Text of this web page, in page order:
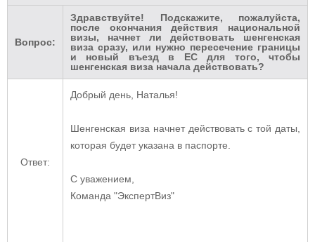
Вопрос:
Здравствуйте! Подскажите, пожалуйста,
после окончания действия национальной
визы, начнет ли действовать шенгенская
виза сразу, или нужно пересечение границы
и новый въезд в ЕС для того, чтобы
шенгенская виза начала действовать?
Ответ:
Добрый день, Наталья!
Шенгенская виза начнет действовать с той даты,
которая будет указана в паспорте.
С уважением,
Команда "ЭкспертВиз"